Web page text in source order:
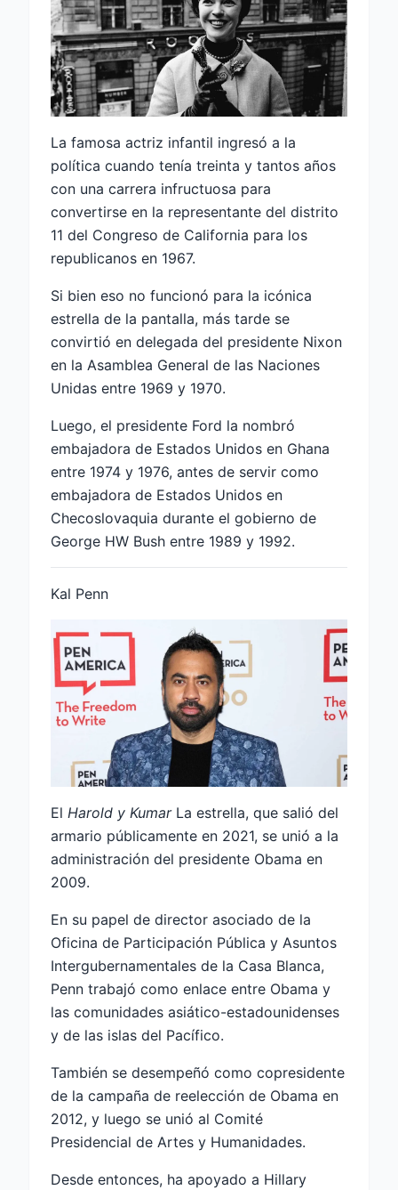
La famosa actriz infantil ingresó a la
política cuando tenía treinta y tantos años
con una carrera infructuosa para
convertirse en la representante del distrito
11 del Congreso de California para los
republicanos en 1967.
Si bien eso no funcionó para la icónica
estrella de la pantalla, más tarde se
convirtió en delegada del presidente Nixon
en la Asamblea General de las Naciones
Unidas entre 1969 y 1970.
Luego, el presidente Ford la nombró
embajadora de Estados Unidos en Ghana
entre 1974 y 1976, antes de servir como
embajadora de Estados Unidos en
Checoslovaquia durante el gobierno de
George HW Bush entre 1989 y 1992.
Kal Penn
El Harold y KumarLa estrella, que salió del
armario públicamente en 2021, se unió a la
administración del presidente Obama en
2009.
En su papel de director asociado de la
Oficina de Participación Pública y Asuntos
Intergubernamentales de la Casa Blanca,
Penn trabajó como enlace entre Obama y
las comunidades asiático-estadounidenses
y de las islas del Pacífico.
También se desempeñó como copresidente
de la campaña de reelección de Obama en
2012, y luego se unió al Comité
Presidencial de Artes y Humanidades.
Desde entonces, ha apoyado a Hillary